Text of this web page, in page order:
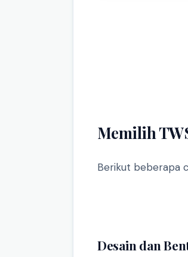
Memilih
Berikut beberapa
Desain dan